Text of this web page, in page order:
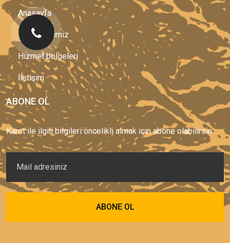
Anasayfa
Hizmetlerimiz
Hizmet bölgeleri
İletişim
ABONE OL
Karot ile ilgili bilgileri öncelikli almak için abone olabilirsin.